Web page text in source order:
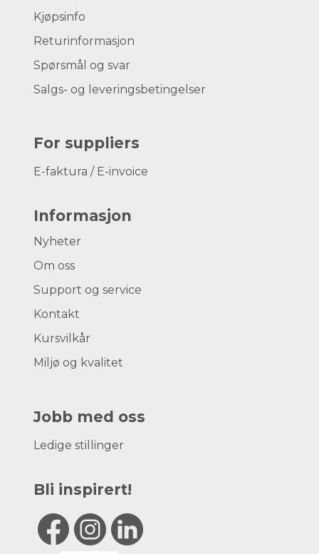
Kjøpsinfo
Returinformasjon
Spørsmål og svar
Salgs- og leveringsbetingelser
For suppliers
E-faktura / E-invoice
Informasjon
Nyheter
Om oss
Support og service
Kontakt
Kursvilkår
Miljø og kvalitet
Jobb med oss
Ledige stillinger
Bli inspirert!